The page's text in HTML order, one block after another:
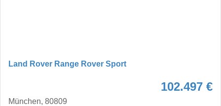
Land Rover Range Rover Sport
102.497 €
München, 80809